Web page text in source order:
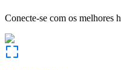
Conecte-se com os melhores